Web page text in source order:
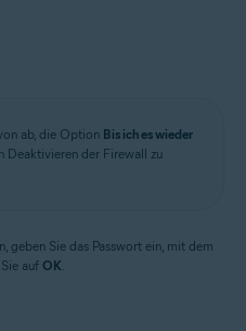
ab, die Option Bis ich es wieder
Deaktivieren der Firewall zu
geben Sie das Passwort ein, mit dem
auf OK